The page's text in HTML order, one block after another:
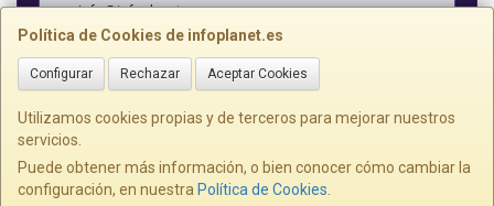
Política de Cookies de infoplanet.es
Configurar Rechazar Aceptar Cookies
Utilizamos cookies propias y de terceros para mejorar nuestros
servicios.
Puede obtener más información, o bien conocer cómo cambiar la
configuración, en nuestra Política de Cookies
info@infoplanet.es
Horario
10 A 14:15 H Y 17:15 A 19:30 H
, , , , España. - C.I.F.: B95075172 - Tfno: